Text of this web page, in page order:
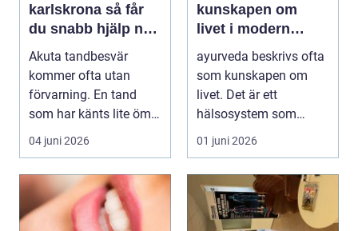
karlskrona så får
du snabb hjälp när
tanden krisar
Akuta tandbesvär
kommer ofta utan
förvarning. En tand
som har känts lite öm
kan plötsligt göra så
on...
04 juni 2026
kunskapen om
livet i modern
vardag
ayurveda beskrivs ofta
som kunskapen om
livet. Det är ett
hälsosystem som
betonar balans, helhet
och...
01 juni 2026